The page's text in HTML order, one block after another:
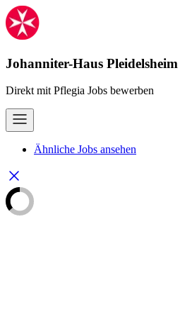
Johanniter-Haus Pleidelsheim
Direkt mit Pflegia Jobs bewerben
Ähnliche Jobs ansehen